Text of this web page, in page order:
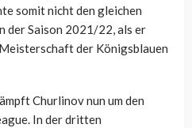
somit nicht den gleichen
der Saison 2021/22, als er
der Königsblauen
Churlinov nun um den
In der dritten